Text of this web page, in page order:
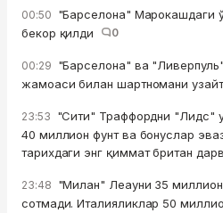
00:50 "Барселона" Марокашдаги
бекор қилди
0
00:29 "Барселона" ва
жамоаси билан шартномани
23:53 "Сити" Траффордни "Лидс"
40 миллион фунт ва бонуслар
тарихдаги энг қиммат британ
23:48 "Милан" Леауни 35
сотмади. Италияликлар 50